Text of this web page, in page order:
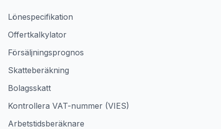
Lönespecifikation
Offertkalkylator
Försäljningsprognos
Skatteberäkning
Bolagsskatt
Kontrollera VAT-nummer (VIES)
Arbetstidsberäknare